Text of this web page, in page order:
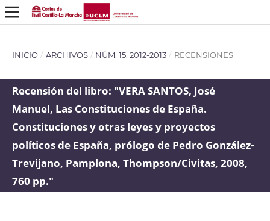
INICIO / ARCHIVOS / NÚM. 15: 2012-2013 / RECENSIONES
Recensión del libro: "VERA SANTOS, José
Manuel, Las Constituciones de España.
Constituciones y otras leyes y proyectos
políticos de España, prólogo de Pedro González-
Trevijano, Pamplona, Thompson/Civitas, 2008,
760 pp."